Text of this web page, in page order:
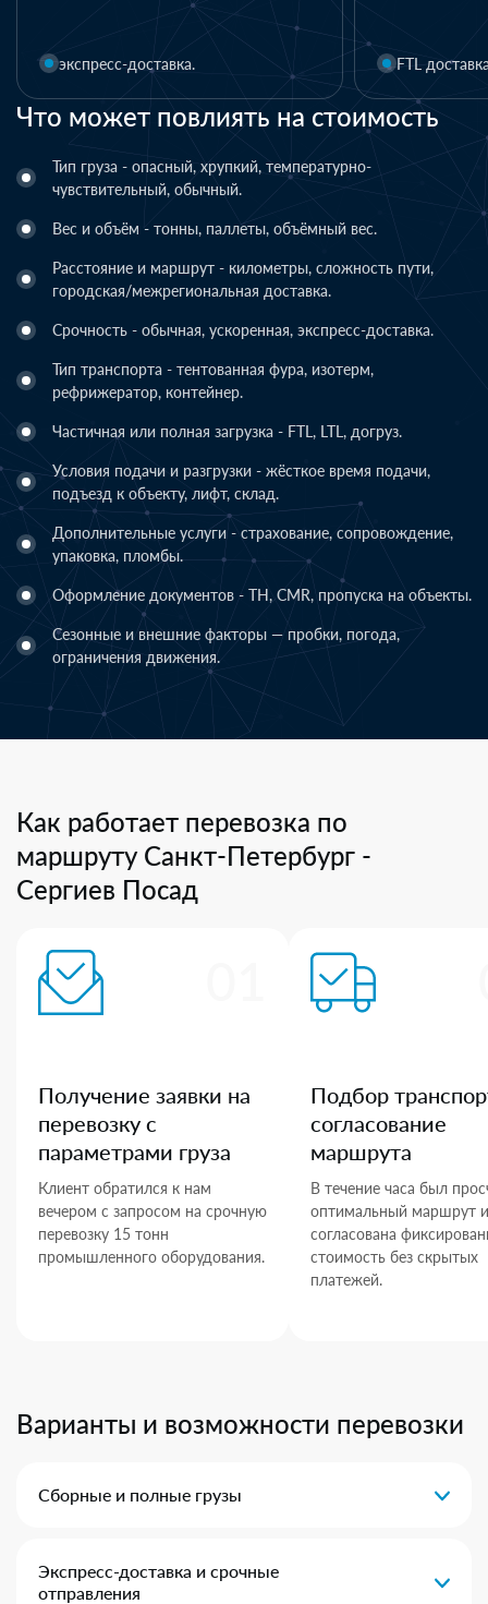
Что может повлиять на стоимость
Тип груза - опасный, хрупкий, температурно-
чувствительный, обычный.
Вес и объём - тонны, паллеты, объёмный вес.
Расстояние и маршрут - километры, сложность пути,
городская/межрегиональная доставка.
Срочность - обычная, ускоренная, экспресс-доставка.
Тип транспорта - тентованная фура, изотерм,
рефрижератор, контейнер.
Частичная или полная загрузка - FTL, LTL, догруз.
Условия подачи и разгрузки - жёсткое время подачи,
подъезд к объекту, лифт, склад.
Дополнительные услуги - страхование, сопровождение,
упаковка, пломбы.
Оформление документов - ТН, CMR, пропуска на объекты.
Сезонные и внешние факторы — пробки, погода,
ограничения движения.
FTL доставка LTL
Как работает перевозка по
маршруту Санкт-Петербург -
Сергиев Посад
Получение заявки на
перевозку с
параметрами груза
Клиент обратился к нам
вечером с запросом на срочную
перевозку 15 тонн
промышленного оборудования.
Подбор
согласование
маршрута
В течение часа был
оптимальный маршрут и
согласована
стоимость без скрытых
платежей.
Варианты и возможности перевозки
Сборные и полные грузы
Экспресс-доставка и срочные
отправления